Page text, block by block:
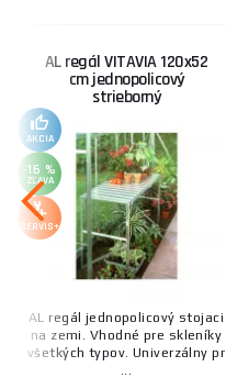
AL regál VITAVIA 120x52
cm jednopolicový
strieborný
AKCIA
-16 %
ZĽAVA
SERVIS+
AL regál jednopolicový stojaci
na zemi. Vhodné pre skleníky
všetkých typov. Univerzálny pr
...